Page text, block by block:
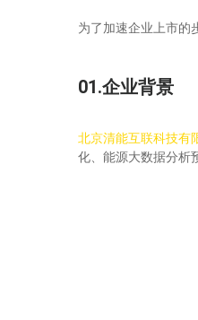
为了加速企业上市的
01.企业背景
北京清能互联科技有
化、能源大数据分析